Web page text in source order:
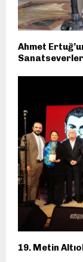
Ahmet
19. Metin